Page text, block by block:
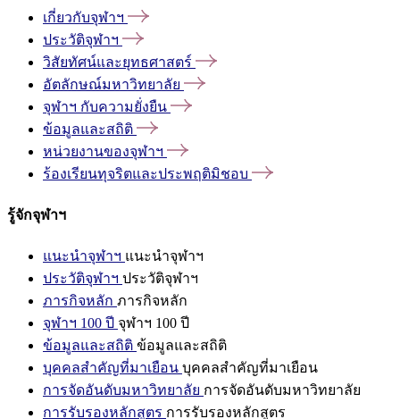
เกี่ยวกับจุฬาฯ
ประวัติจุฬาฯ
วิสัยทัศน์และยุทธศาสตร์
อัตลักษณ์มหาวิทยาลัย
จุฬาฯ กับความยั่งยืน
ข้อมูลและสถิติ
หน่วยงานของจุฬาฯ
ร้องเรียนทุจริตและประพฤติมิชอบ
รู้จักจุฬาฯ
แนะนำจุฬาฯ แนะนำจุฬาฯ
ประวัติจุฬาฯ ประวัติจุฬาฯ
ภารกิจหลัก ภารกิจหลัก
จุฬาฯ 100 ปี จุฬาฯ 100 ปี
ข้อมูลและสถิติ ข้อมูลและสถิติ
บุคคลสำคัญที่มาเยือน บุคคลสำคัญที่มาเยือน
การจัดอันดับมหาวิทยาลัย การจัดอันดับมหาวิทยาลัย
การรับรองหลักสูตร การรับรองหลักสูตร